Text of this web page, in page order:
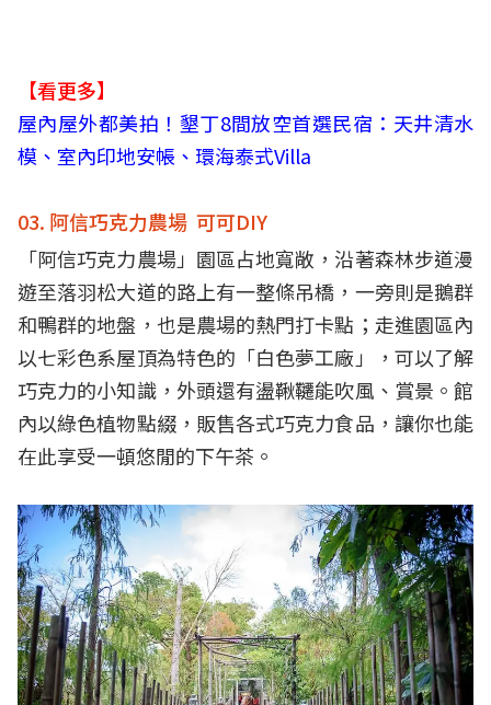
【看更多】
屋內屋外都美拍！墾丁8間放空首選民宿：天井清水
模、室內印地安帳、環海泰式Villa
03. 阿信巧克力農場 可可DIY
「阿信巧克力農場」園區占地寬敞，沿著森林步道漫
遊至落羽松大道的路上有一整條吊橋，一旁則是鵝群
和鴨群的地盤，也是農場的熱門打卡點；走進園區內
以七彩色系屋頂為特色的「白色夢工廠」，可以了解
巧克力的小知識，外頭還有盪鞦韆能吹風、賞景。館
內以綠色植物點綴，販售各式巧克力食品，讓你也能
在此享受一頓悠閒的下午茶。